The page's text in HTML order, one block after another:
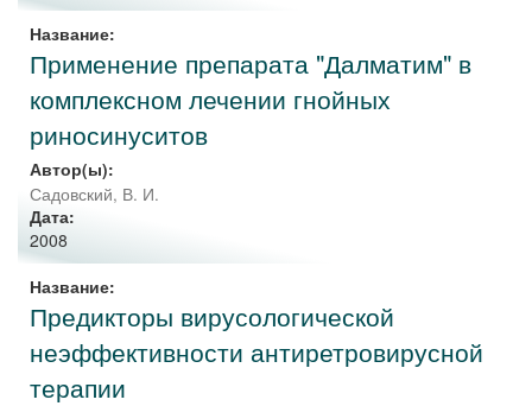
Название:
Применение препарата "Далматим" в
комплексном лечении гнойных
риносинуситов
Автор(ы):
Садовский, В. И.
Дата:
2008
Название:
Предикторы вирусологической
неэффективности антиретровирусной
терапии